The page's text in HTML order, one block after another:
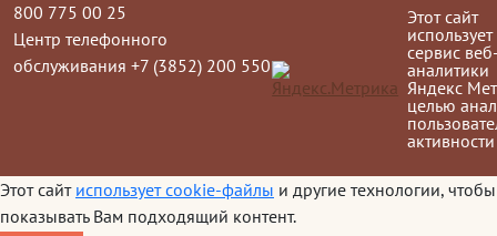
800 775 00 25
Центр телефонного
обслуживания +7 (3852) 200 550
Этот сайт
использует
сервис
аналитики
Яндекс
целью
активности
Этот сайт использует cookie-файлы и другие технологии, чтобы
показывать Вам подходящий контент.